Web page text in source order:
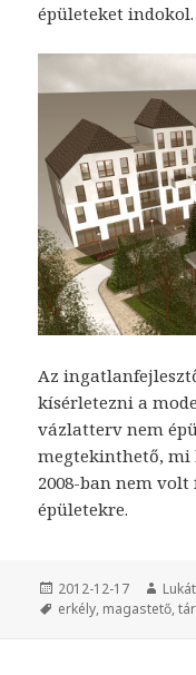
épületeket indokol.
Az
kísérletezni a
vázlatterv nem
megtekinthető, mi
2008-ban nem
épületekre.
Közzétéve
2012-12-17
Címke
erkély, magastető,